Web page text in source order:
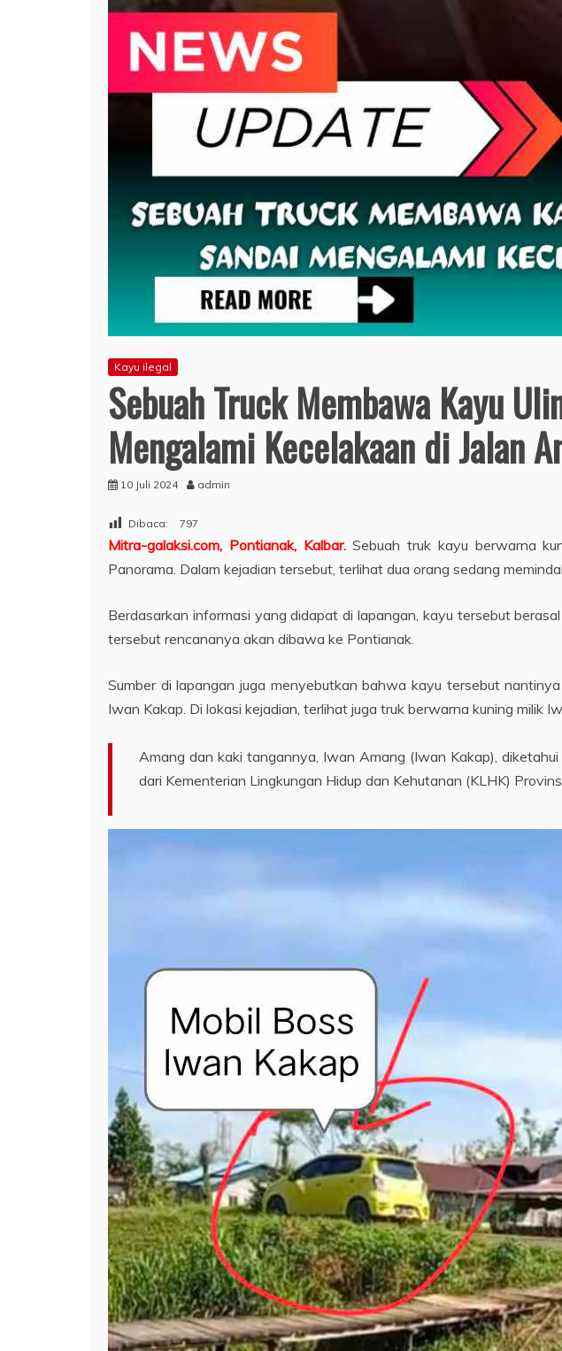
Kayu ilegal
Sebuah Truck Membawa Kayu
Mengalami Kecelakaan di Jalan
10 Juli 2024 admin
Dibaca: 797
Mitra-galaksi.com, Pontianak, Kalbar. Sebuah truk kayu berwarna
Panorama. Dalam kejadian tersebut, terlihat dua orang sedang
Berdasarkan informasi yang didapat di lapangan, kayu tersebut
tersebut rencananya akan dibawa ke Pontianak.
Sumber di lapangan juga menyebutkan bahwa kayu tersebut
Iwan Kakap. Di lokasi kejadian, terlihat juga truk berwarna kuning milik
Amang dan kaki tangannya, Iwan Amang (Iwan Kakap),
dari Kementerian Lingkungan Hidup dan Kehutanan (KLHK)